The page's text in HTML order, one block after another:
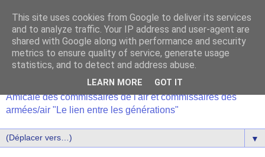
Amicale des commissaires de l'air et commissaires des
armées/air "Le lien entre les générations"
▼
This site uses cookies from Google to deliver its services
and to analyze traffic. Your IP address and user-agent are
shared with Google along with performance and security
metrics to ensure quality of service, generate usage
statistics, and to detect and address abuse.
LEARN MORE GOT IT